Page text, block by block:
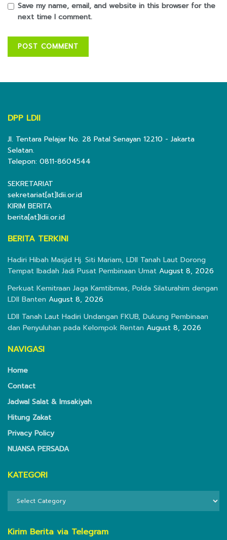
Save my name, email, and website in this browser for the
next time I comment.
DPP LDII
Jl. Tentara Pelajar No. 28 Patal Senayan 12210 - Jakarta
Selatan.
Telepon: 0811-8604544
SEKRETARIAT
sekretariat[at]ldii.or.id
KIRIM BERITA
berita[at]ldii.or.id
BERITA TERKINI
Hadiri Hibah Masjid Hj. Siti Mariam, LDII Tanah Laut Dorong
Tempat Ibadah Jadi Pusat Pembinaan Umat August 8, 2026
Perkuat Kemitraan Jaga Kamtibmas, Polda Silaturahim dengan
LDII Banten August 8, 2026
LDII Tanah Laut Hadiri Undangan FKUB, Dukung Pembinaan
dan Penyuluhan pada Kelompok Rentan August 8, 2026
NAVIGASI
Home
Contact
Jadwal Salat & Imsakiyah
Hitung Zakat
Privacy Policy
NUANSA PERSADA
KATEGORI
KATEGORI
Kirim Berita via Telegram